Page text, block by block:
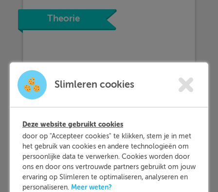
Theorie
Slimleren cookies
Deze website gebruikt cookies
door op "Accepteer cookies" te klikken, stem je in met
het gebruik van cookies en andere technologieën om
persoonlijke data te verwerken. Cookies worden door
ons en door ons vertrouwde partners gebruikt om jouw
ervaring op Slimleren te optimaliseren, analyseren en
personaliseren. Meer weten?